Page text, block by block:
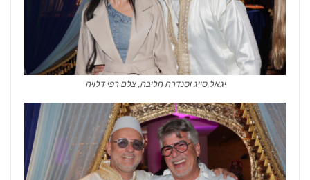
יגאל סייג וסנדרה חליבה, צלם רפי דלויה